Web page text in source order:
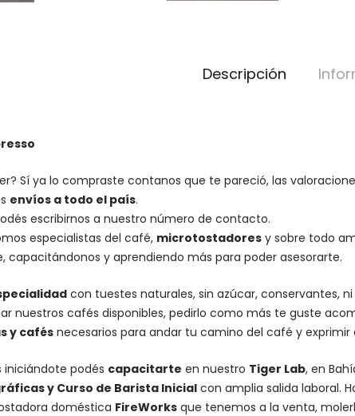
Descripción
Sí ya lo compraste contanos que te pareció, las
envíos a todo el país.
escribirnos a nuestro número de contacto.
especialistas del café, microtostadores y sobre todo
capacitándonos y aprendiendo más para poder asesorarte.
con tuestes naturales, sin azúcar, conservantes,
nuestros cafés disponibles, pedirlo como más te guste
ycafés necesarios para andar tu camino del café y
iniciándote podés capacitarte en nuestro Tiger Lab, en
y Curso de Barista Inicial con amplia salida laboral.
doméstica FireWorks que tenemos a la venta,